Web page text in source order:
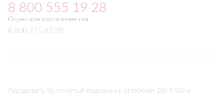
8 800 555 19 28
Отдел контроля качества
8 800 775 63 28
Арендовать Коленчатый подъемник Sinoboom 18J 9700 и